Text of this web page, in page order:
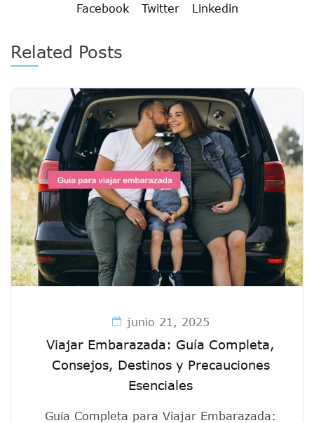
Facebook Twitter Linkedin
Related Posts
junio 21, 2025
Viajar Embarazada: Guía Completa,
Consejos, Destinos y Precauciones
Esenciales
Guía Completa para Viajar Embarazada: